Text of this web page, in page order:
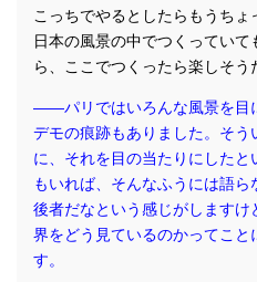
こっちでやるとしたらもうちょ
日本の風景の中でつくってい
ら、ここでつくったら楽しそう
――パリではいろんな風景を目
デモの痕跡もありました。そう
に、それを目の当たりにしたと
もいれば、そんなふうには語
後者だなという感じがします
界をどう見ているのかってこ
す。